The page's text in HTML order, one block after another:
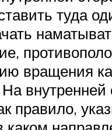
туда
вращения
внутренней
правило,